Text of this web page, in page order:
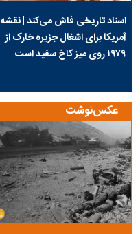
اسناد تاریخی فاش می‌کند | نقشه
آمریکا برای اشغال جزیره خارک از
۱۹۷۹ روی میز کاخ سفید است
عکس‌نوشت